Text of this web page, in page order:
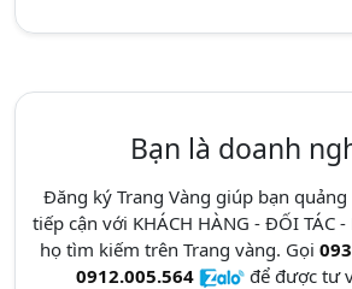
Bạn là doanh
Đăng ký Trang Vàng giúp bạn
tiếp cận với KHÁCH HÀNG - ĐỐI TÁC
họ tìm kiếm trên Trang vàng. Gọi
0912.005.564
để được tư